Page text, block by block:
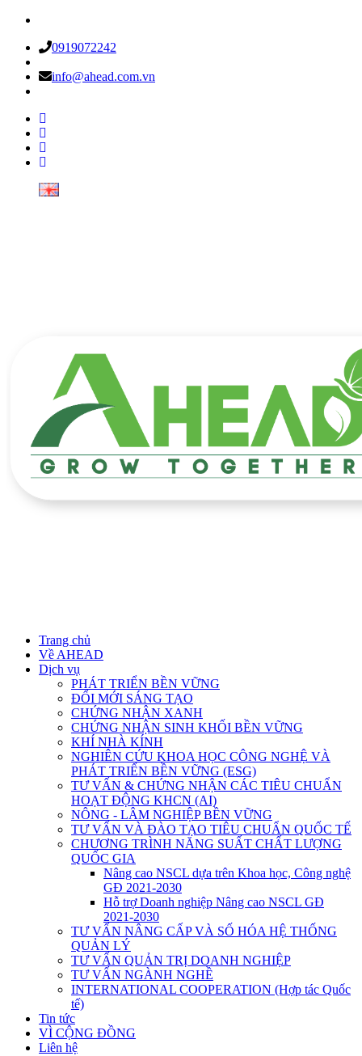
0919072242
info@ahead.com.vn
Trang chủ
Về AHEAD
Dịch vụ
PHÁT TRIỂN BỀN VỮNG
ĐỔI MỚI SÁNG TẠO
CHỨNG NHẬN XANH
CHỨNG NHẬN SINH KHỐI BỀN VỮNG
KHÍ NHÀ KÍNH
NGHIÊN CỨU KHOA HỌC CÔNG NGHỆ VÀ
PHÁT TRIỂN BỀN VỮNG (ESG)
TƯ VẤN & CHỨNG NHẬN CÁC TIÊU CHUẨN
HOẠT ĐỘNG KHCN (AI)
NÔNG - LÂM NGHIỆP BỀN VỮNG
TƯ VẤN VÀ ĐÀO TẠO TIÊU CHUẨN QUỐC TẾ
CHƯƠNG TRÌNH NĂNG SUẤT CHẤT LƯỢNG
QUỐC GIA
Nâng cao NSCL dựa trên Khoa học, Công nghệ
GĐ 2021-2030
Hỗ trợ Doanh nghiệp Nâng cao NSCL GĐ
2021-2030
TƯ VẤN NÂNG CẤP VÀ SỐ HÓA HỆ THỐNG
QUẢN LÝ
TƯ VẤN QUẢN TRỊ DOANH NGHIỆP
TƯ VẤN NGÀNH NGHỀ
INTERNATIONAL COOPERATION (Hợp tác Quốc
tế)
Tin tức
VÌ CỘNG ĐỒNG
Liên hệ